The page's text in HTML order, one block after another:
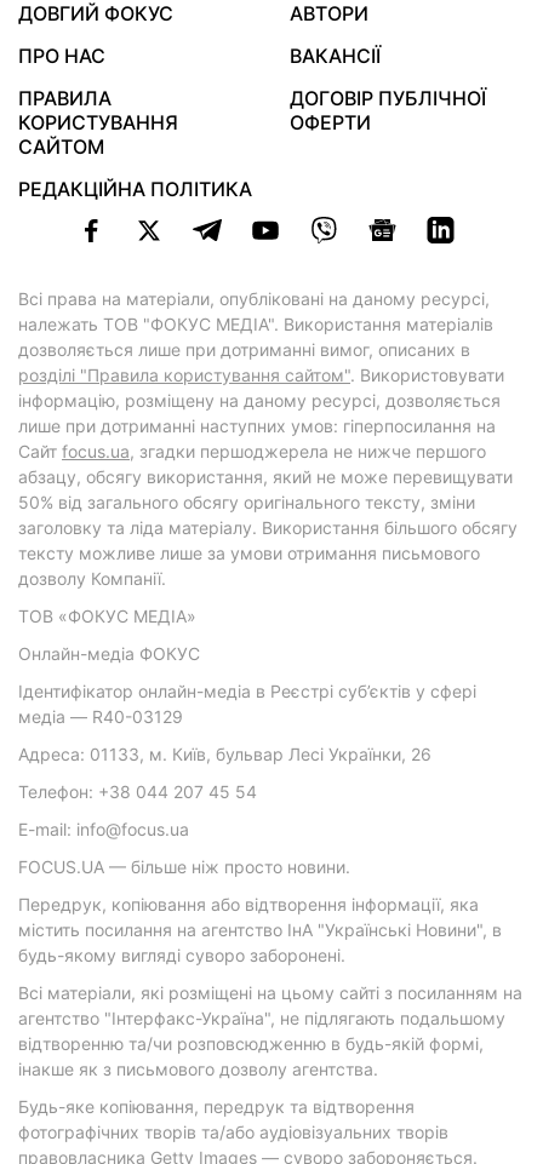
ДОВГИЙ ФОКУС
АВТОРИ
ПРО НАС
ВАКАНСІЇ
ПРАВИЛА
КОРИСТУВАННЯ
САЙТОМ
ДОГОВІР ПУБЛІЧНОЇ
ОФЕРТИ
РЕДАКЦІЙНА ПОЛІТИКА
Всі права на матеріали, опубліковані на даному ресурсі,
належать ТОВ "ФОКУС МЕДІА". Використання матеріалів
дозволяється лише при дотриманні вимог, описаних в
розділі "Правила користування сайтом". Використовувати
інформацію, розміщену на даному ресурсі, дозволяється
лише при дотриманні наступних умов: гіперпосилання на
Cайт focus.ua, згадки першоджерела не нижче першого
абзацу, обсягу використання, який не може перевищувати
50% від загального обсягу оригінального тексту, зміни
заголовку та ліда матеріалу. Використання більшого обсягу
тексту можливе лише за умови отримання письмового
дозволу Компанії.
ТОВ «ФОКУС МЕДІА»
Онлайн-медіа ФОКУС
Ідентифікатор онлайн-медіа в Реєстрі суб’єктів у сфері
медіа — R40-03129
Адреса: 01133, м. Київ, бульвар Лесі Українки, 26
Телефон: +38 044 207 45 54
E-mail: info@focus.ua
FOCUS.UA — більше ніж просто новини.
Передрук, копіювання або відтворення інформації, яка
містить посилання на агентство ІнА "Українські Новини", в
будь-якому вигляді суворо заборонені.
Всі матеріали, які розміщені на цьому сайті з посиланням на
агентство "Інтерфакс-Україна", не підлягають подальшому
відтворенню та/чи розповсюдженню в будь-якій формі,
інакше як з письмового дозволу агентства.
Будь-яке копіювання, передрук та відтворення
фотографічних творів та/або аудіовізуальних творів
правовласника Getty Images — суворо забороняється.